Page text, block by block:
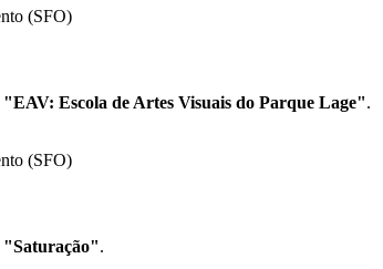
(SFO)
"EAV: Escola de Artes Visuais do Parque Lage".
(SFO)
"Saturação".